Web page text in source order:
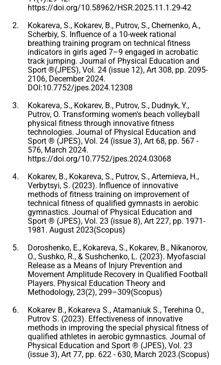
https://doi.org/10.58962/HSR.2025.11.1.29-42
Kokareva, S., Kokarev, B., Putrov, S., Chernenko, A.,
Scherbiy, S. Influence of a 10-week rational
breathing training program on technical fitness
indicators in girls aged 7–9 engaged in acrobatic
track jumping. Journal of Physical Education and
Sport ®(JPES), Vol. 24 (issue 12), Art 308, pp. 2095-
2106, December 2024.
DOI:10.7752/jpes.2024.12308
Kokareva, S., Kokarev, B., Putrov, S., Dudnyk, Y.,
Putrov, O. Transforming women's beach volleyball
physical fitness through innovative fitness
technologies. Journal of Physical Education and
Sport ® (JPES), Vol. 24 (issue 3), Art 68, pp. 567 -
576, March 2024.
https://doi.org/10.7752/jpes.2024.03068
Kokarev, B., Kokareva, S., Putrov, S., Artemieva, H.,
Verbytsyi, S. (2023). Influence of innovative
methods of fitness training on improvement of
technical fitness of qualified gymnasts in aerobic
gymnastics. Journal of Physical Education and
Sport ® (JPES), Vol. 23 (issue 8), Art 227, pp. 1971-
1981. August 2023(Scopus)
Doroshenko, E., Kokareva, S., Kokarev, B., Nikanorov,
O., Sushko, R., & Sushchenko, L. (2023). Myofascial
Release as a Means of Injury Prevention and
Movement Amplitude Recovery in Qualified Football
Players. Physical Education Theory and
Methodology, 23(2), 299–309(Scopus)
Kokarev B., Kokareva S., Atamaniuk S., Terehina O.,
Putrov S. (2023). Effectiveness of innovative
methods in improving the special physical fitness of
qualified athletes in aerobic gymnastics. Journal of
Physical Education and Sport ® (JPES), Vol. 23
(issue 3), Art 77, pp. 622 - 630, March 2023.(Scopus)